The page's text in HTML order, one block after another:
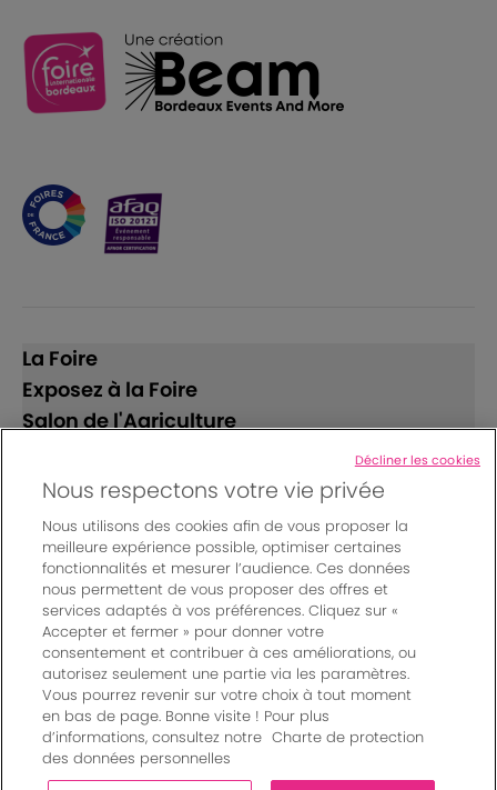
La Foire
Exposez à la Foire
Salon de l'Agriculture
Suivez-nous
© Bordeaux Events And More | Rue Jean Samazeuilh - CS
20088 - 33070 Bordeaux cedex - France
Mentions légales|
Règlement général des manifestations
Un événement organisé par Bordeaux Events And More
Charte de protection des données personnelles
Nous respectons votre vie privée
Nous utilisons des cookies afin de vous proposer la
meilleure expérience possible, optimiser certaines
fonctionnalités et mesurer l’audience. Ces données
nous permettent de vous proposer des offres et
services adaptés à vos préférences. Cliquez sur «
Accepter et fermer » pour donner votre
consentement et contribuer à ces améliorations, ou
autorisez seulement une partie via les paramètres.
Vous pourrez revenir sur votre choix à tout moment
en bas de page. Bonne visite ! Pour plus
d’informations, consultez notre Charte de protection
des données personnelles
Décliner les cookies